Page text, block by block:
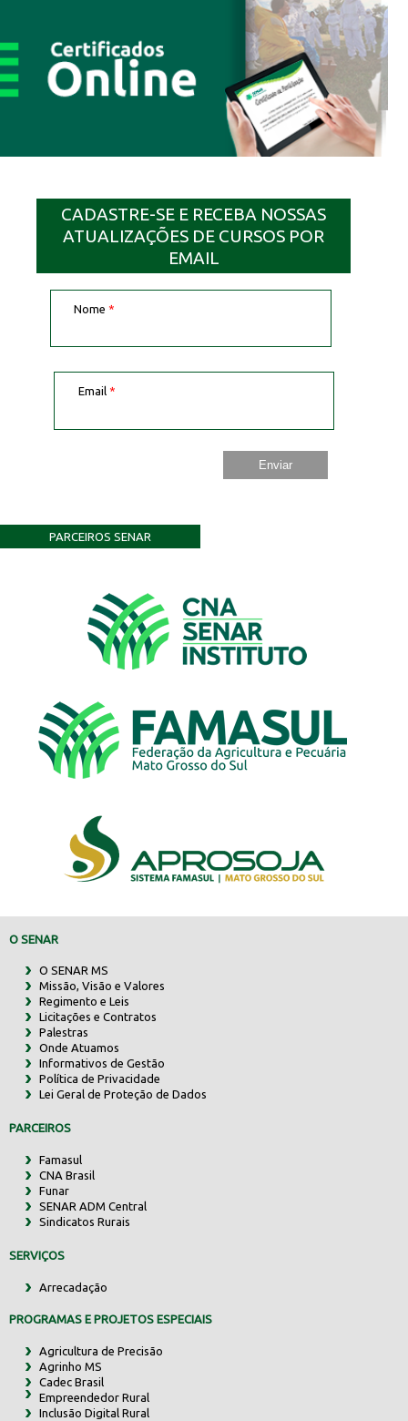
CADASTRE-SE E RECEBA NOSSAS
ATUALIZAÇÕES DE CURSOS POR
EMAIL
Nome *
Email *
PARCEIROS SENAR
O SENAR
O SENAR MS
Missão, Visão e Valores
Regimento e Leis
Licitações e Contratos
Palestras
Onde Atuamos
Informativos de Gestão
Política de Privacidade
Lei Geral de Proteção de Dados
PARCEIROS
Famasul
CNA Brasil
Funar
SENAR ADM Central
Sindicatos Rurais
SERVIÇOS
Arrecadação
PROGRAMAS E PROJETOS ESPECIAIS
Agricultura de Precisão
Agrinho MS
Cadec Brasil
Empreendedor Rural
Inclusão Digital Rural